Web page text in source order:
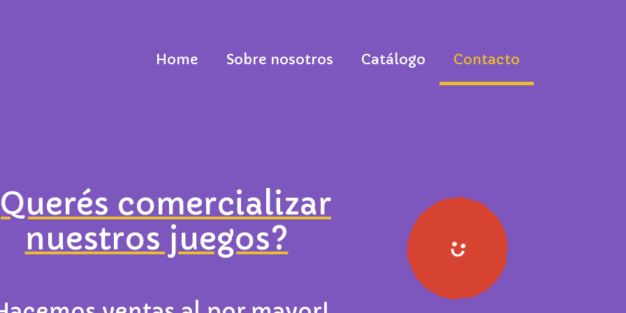
Home Sobre nosotros Catálogo Contacto
comercializar
nuestros juegos?